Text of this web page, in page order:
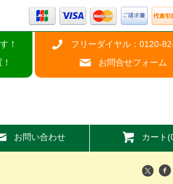
！
フリーダイヤル：0120-
お問合せフォーム
お問い合わせ カート